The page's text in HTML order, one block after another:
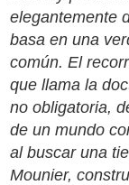
elegantemente
basa en una
común. El
que llama la
no obligatoria,
de un mundo
al buscar una
Mounier,